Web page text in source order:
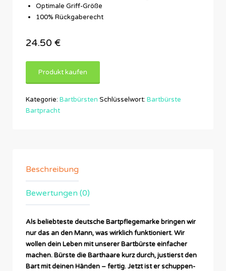
Optimale Griff-Größe
100% Rückgaberecht
24.50 €
Produkt kaufen
Kategorie: Bartbürsten Schlüsselwort: Bartbürste
Bartpracht
Beschreibung
Bewertungen (0)
Als beliebteste deutsche Bartpflegemarke bringen wir
nur das an den Mann, was wirklich funktioniert. Wir
wollen dein Leben mit unserer Bartbürste einfacher
machen. Bürste die Barthaare kurz durch, justierst den
Bart mit deinen Händen – fertig. Jetzt ist er schuppen-